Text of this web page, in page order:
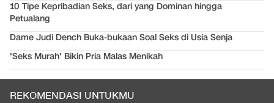
10 Tipe Kepribadian Seks, dari yang Dominan hingga
Petualang
Dame Judi Dench Buka-bukaan Soal Seks di Usia Senja
'Seks Murah' Bikin Pria Malas Menikah
REKOMENDASI UNTUKMU